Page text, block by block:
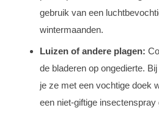
gebruik van een
wintermaanden.
Luizen of andere plagen:
de bladeren op ongedierte.
je ze met een vochtige doek
een niet-giftige insectenspray